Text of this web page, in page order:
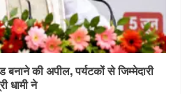
बनाने की अपील, पर्यटकों से जिम्मेदारी
धामी ने